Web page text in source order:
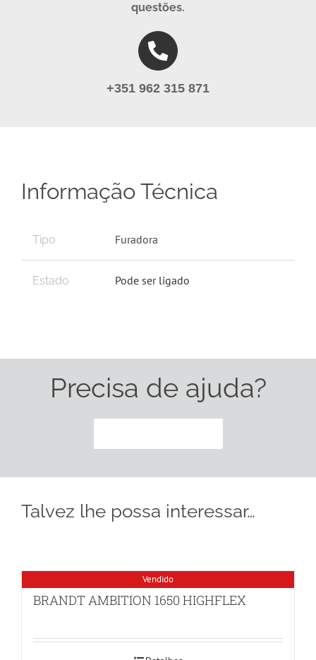
questões.
+351 962 315 871
Informação Técnica
Tipo Furadora
Estado Pode ser ligado
Precisa de ajuda?
Talvez lhe possa interessar…
Vendido
BRANDT AMBITION 1650 HIGHFLEX